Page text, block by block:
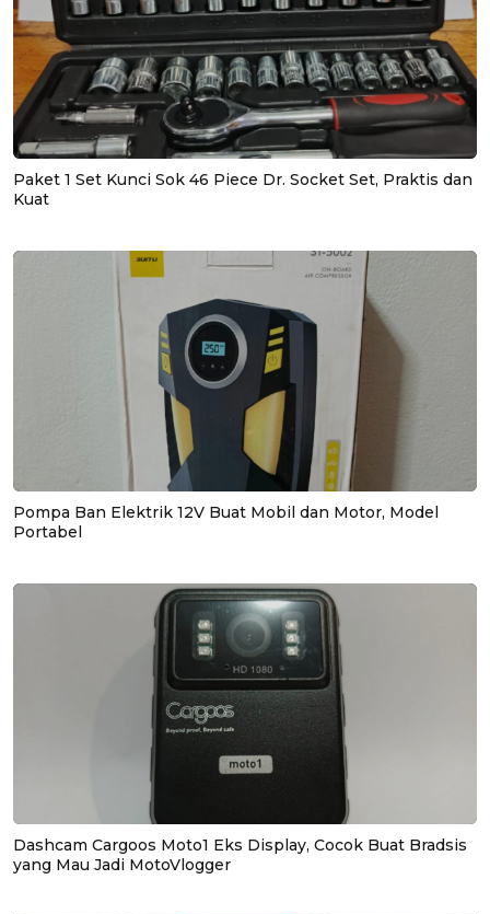
Paket 1 Set Kunci Sok 46 Piece Dr. Socket Set, Praktis dan
Kuat
Pompa Ban Elektrik 12V Buat Mobil dan Motor, Model
Portabel
Dashcam Cargoos Moto1 Eks Display, Cocok Buat Bradsis
yang Mau Jadi MotoVlogger